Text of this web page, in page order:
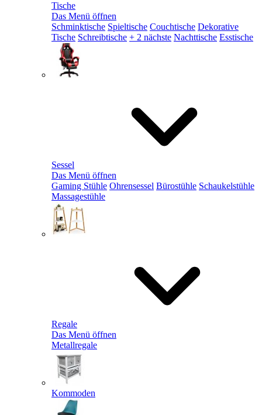
Tische
Das Menü öffnen
Schminktische Spieltische Couchtische Dekorative
Tische Schreibtische + 2 nächste Nachttische Esstische
Sessel
Das Menü öffnen
Gaming Stühle Ohrensessel Bürostühle Schaukelstühle
Massagestühle
Regale
Das Menü öffnen
Metallregale
Kommoden